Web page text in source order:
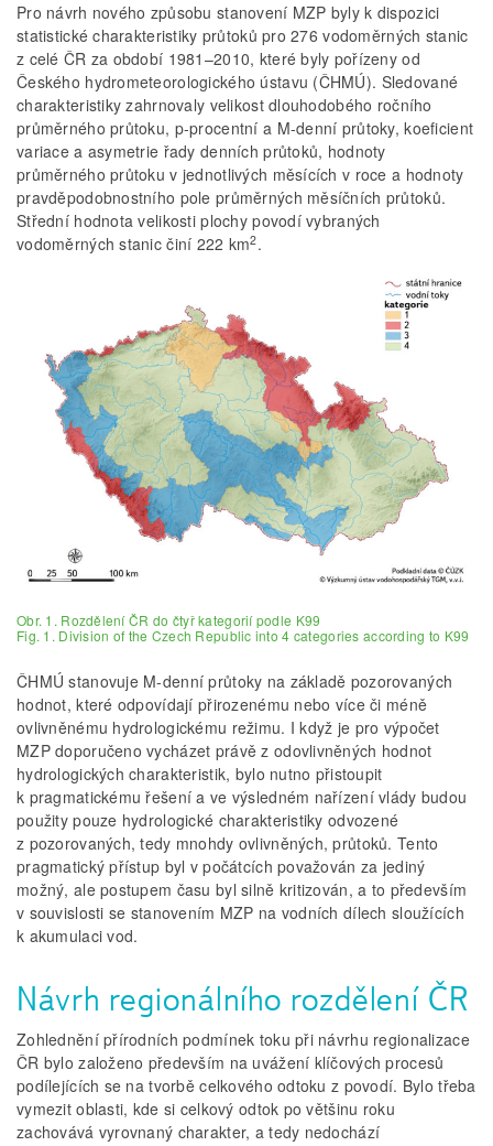
Pro návrh nového způsobu stanovení MZP byly k dispozici
statistické charakteristiky průtoků pro 276 vodoměrných stanic
z celé ČR za období 1981–2010, které byly pořízeny od
Českého hydrometeorologického ústavu (ČHMÚ). Sledované
charakteristiky zahrnovaly velikost dlouhodobého ročního
průměrného průtoku, p-procentní a M-denní průtoky, koeficient
variace a asymetrie řady denních průtoků, hodnoty
průměrného průtoku v jednotlivých měsících v roce a hodnoty
pravděpodobnostního pole průměrných měsíčních průtoků.
Střední hodnota velikosti plochy povodí vybraných
vodoměrných stanic činí 222 km2.
Obr. 1. Rozdělení ČR do čtyř kategorií podle K99
Fig. 1. Division of the Czech Republic into 4 categories according to K99
ČHMÚ stanovuje M-denní průtoky na základě pozorovaných
hodnot, které odpovídají přirozenému nebo více či méně
ovlivněnému hydrologickému režimu. I když je pro výpočet
MZP doporučeno vycházet právě z odovlivněných hodnot
hydrologických charakteristik, bylo nutno přistoupit
k pragmatickému řešení a ve výsledném nařízení vlády budou
použity pouze hydrologické charakteristiky odvozené
z pozorovaných, tedy mnohdy ovlivněných, průtoků. Tento
pragmatický přístup byl v počátcích považován za jediný
možný, ale postupem času byl silně kritizován, a to především
v souvislosti se stanovením MZP na vodních dílech sloužících
k akumulaci vod.
Návrh regionálního rozdělení ČR
Zohlednění přírodních podmínek toku při návrhu regionalizace
ČR bylo založeno především na uvážení klíčových procesů
podílejících se na tvorbě celkového odtoku z povodí. Bylo třeba
vymezit oblasti, kde si celkový odtok po většinu roku
zachovává vyrovnaný charakter, a tedy nedochází